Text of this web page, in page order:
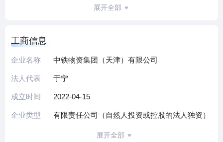
理、无船承运、招投标代理、货物及技术进出口、普通货物
作为央企旗下区域子公司，公司依托集团资源与20000万元实
缴资本的资金实力，构建覆盖物资采购、运输、销售全链条
行业经验。公司聚焦基建、工业客户需求，通过定制化供应
链方案助力提升物资流通效率。
拓展国内及跨境贸易，为集团供应链完善与区域产业发展提
展开全部
工商信息
企业名称 中铁物资集团（天津）有限公司
法人代表 于宁
成立时间 2022-04-15
企业类型 有限责任公司（自然人投资或控股的法人独资）
展开全部